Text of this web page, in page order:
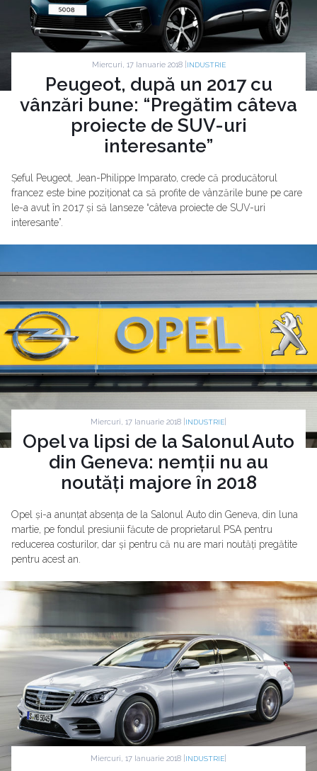
Miercuri, 17 Ianuarie 2018 | INDUSTRIE
Peugeot, după un 2017 cu
vânzări bune: “Pregătim câteva
proiecte de SUV-uri
interesante”
Șeful Peugeot, Jean-Philippe Imparato, crede că producătorul
francez este bine poziționat ca să profite de vânzările bune pe care
le-a avut în 2017 și să lanseze “câteva proiecte de SUV-uri
interesante”.
Miercuri, 17 Ianuarie 2018 | INDUSTRIE
Opel va lipsi de la Salonul Auto
din Geneva: nemții nu au
noutăți majore în 2018
Opel și-a anunțat absența de la Salonul Auto din Geneva, din luna
martie, pe fondul presiunii făcute de proprietarul PSA pentru
reducerea costurilor, dar și pentru că nu are mari noutăți pregătite
pentru acest an.
Miercuri, 17 Ianuarie 2018 | INDUSTRIE